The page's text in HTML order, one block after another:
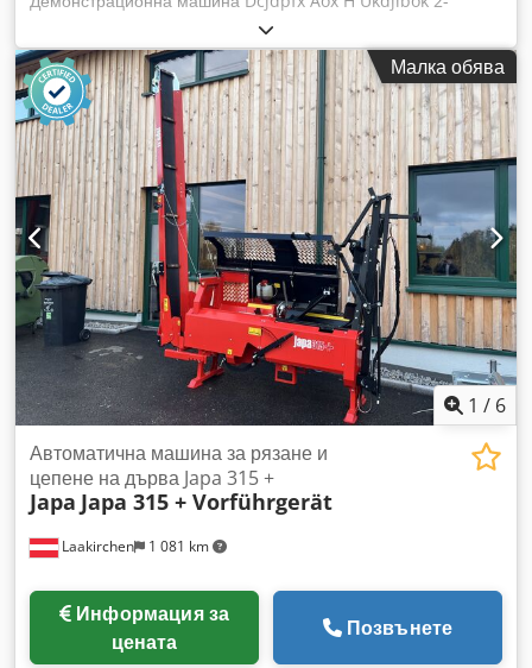
верижна подаваща маса с 2 хидравлични подаващи ролки
Илюстративна снимка
Малка обява
1 / 6
Laakirchen 1 081 km
Автоматична машина за рязане и
цепене на дърва Japa 315 +
Japa Japa 315 + Vorführgerät
Информация за
цената
Позвънете